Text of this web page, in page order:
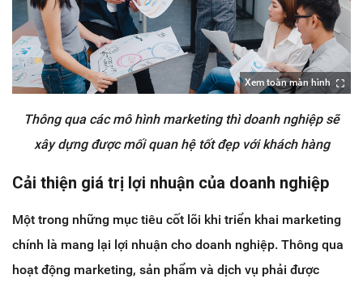
Xem toàn màn hình
Thông qua các mô hình marketing thì doanh nghiệp sẽ
xây dựng được mối quan hệ tốt đẹp với khách hàng
Cải thiện giá trị lợi nhuận của doanh nghiệp
Một trong những mục tiêu cốt lõi khi triển khai marketing
chính là mang lại lợi nhuận cho doanh nghiệp. Thông qua
hoạt động marketing, sản phẩm và dịch vụ phải được